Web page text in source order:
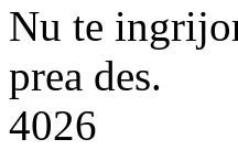
Nu te
prea des.
4026